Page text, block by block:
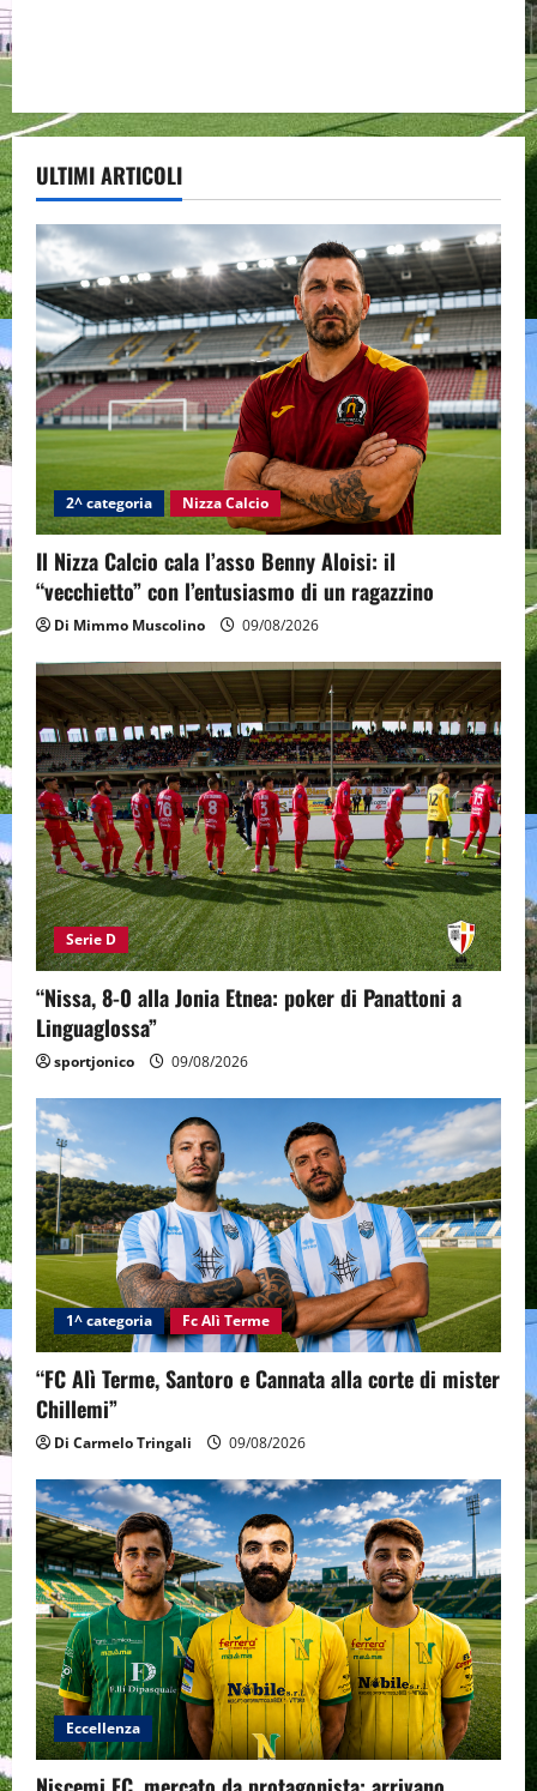
ULTIMI ARTICOLI
2^ categoria Nizza Calcio
Il Nizza Calcio cala l’asso Benny Aloisi: il
“vecchietto” con l’entusiasmo di un ragazzino
Di Mimmo Muscolino 09/08/2026
Serie D
“Nissa, 8-0 alla Jonia Etnea: poker di Panattoni a
Linguaglossa”
sportjonico 09/08/2026
1^ categoria Fc Alì Terme
“FC Alì Terme, Santoro e Cannata alla corte di mister
Chillemi”
Di Carmelo Tringali 09/08/2026
Eccellenza